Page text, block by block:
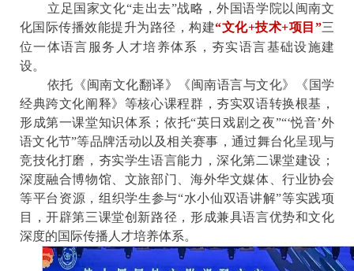
立足国家文化“走出去”战略，外国语学院以闽南文
化国际传播效能提升为路径，构建“文化+技术+项目 ”三
位一体语言服务人才培养体系，夯实语言基础设施建
设。
依托《闽南文化翻译》《闽南语言与文化》《国学
经典跨文化阐释》等核心课程群，夯实双语转换根基，
形成第一课堂知识体系 ；依托“英日戏剧之夜”“‘悦音’外
语文化节”等品牌活动以及相关赛事，通过舞台化呈现与
竞技化打磨，夯实学生语言能力，深化第二课堂建设；
深度融合博物馆、文旅部门、海外华文媒体、行业协会
等平台资源，组织学生参与“水小仙双语讲解”等实践项
目，开辟第三课堂创新路径，形成兼具语言优势和文化
深度的国际传播人才培养体系。